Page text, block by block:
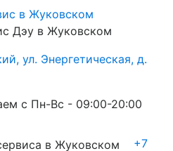
Дэу в Жуковском
ул. Энергетическая, д.
с Пн-Вc - 09:00-20:00
+7